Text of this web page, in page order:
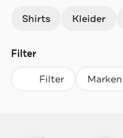
Shirts Kleider
Filter
Filter Marken